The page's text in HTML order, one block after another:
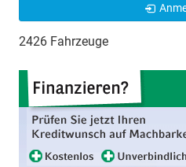
2426 Fahrzeuge